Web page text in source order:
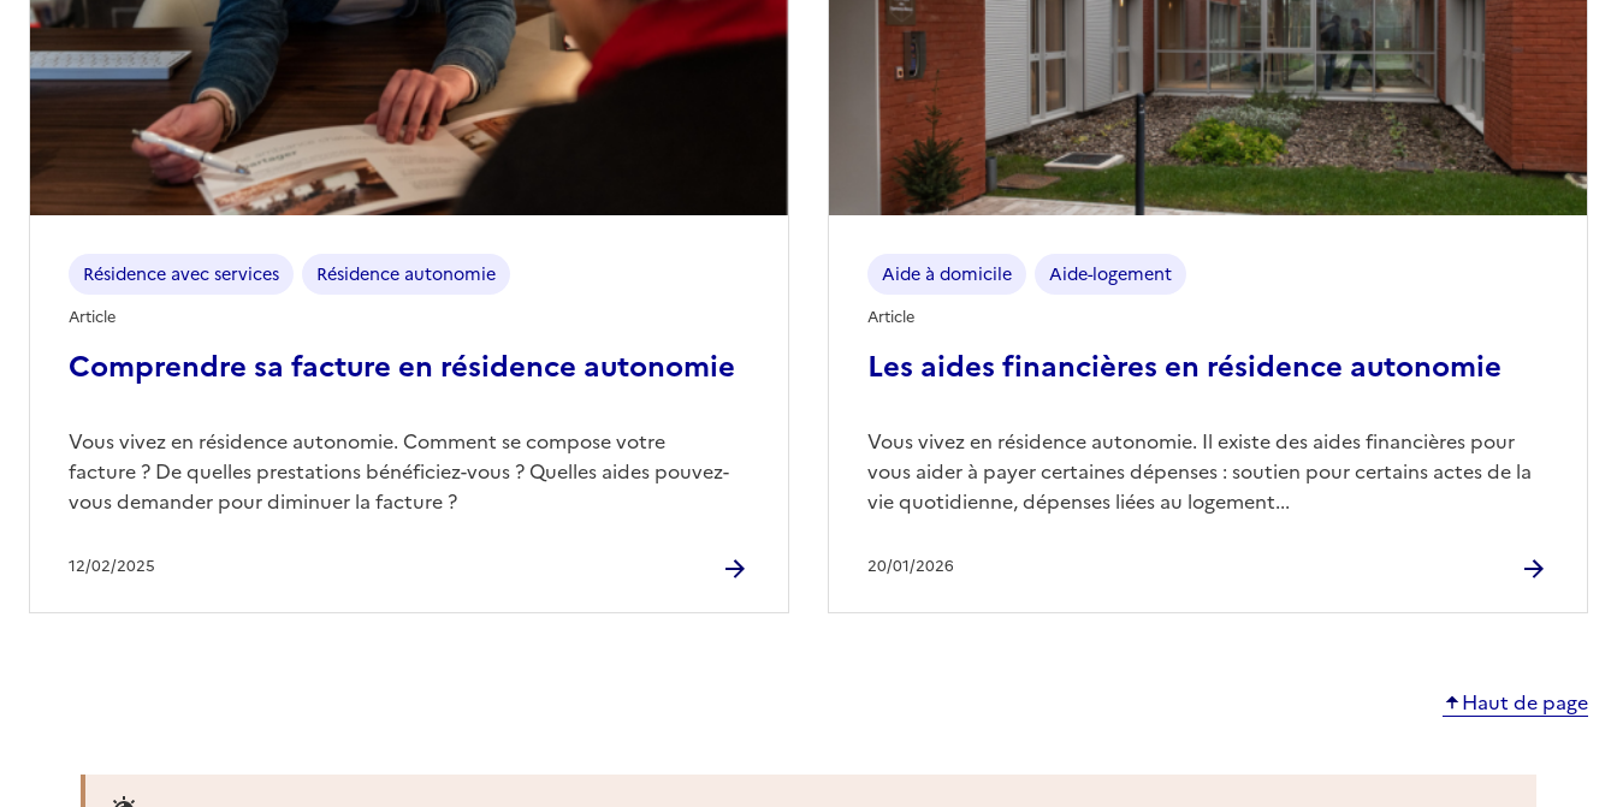
Comprendre sa facture en résidence autonomie
12/02/2025
Résidence avec services Résidence autonomie
Article
Vous vivez en résidence autonomie. Comment se compose votre
facture ? De quelles prestations bénéficiez-vous ? Quelles aides pouvez-
vous demander pour diminuer la facture ?
Les aides financières en résidence autonomie
20/01/2026
Aide à domicile Aide-logement
Article
Vous vivez en résidence autonomie. Il existe des aides financières pour
vous aider à payer certaines dépenses : soutien pour certains actes de la
vie quotidienne, dépenses liées au logement...
Haut de page